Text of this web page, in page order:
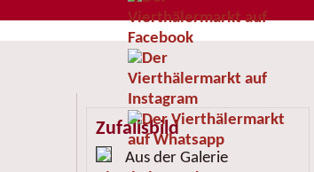
Zufallsbild
Aus der Galerie